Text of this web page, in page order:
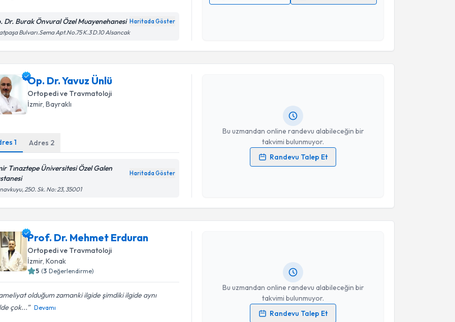
Dr. Burak Önvural Özel Muayenehanesi Haritada Göster
Bulvarı.Sema Apt.No.75 K.3 D.10 Alsancak
Takvim Talebini Gönder
Op. Dr. Yavuz Ünlü
Ortopedi ve Travmatoloji
İzmir, Bayraklı
1 Adres 2
Tınaztepe Üniversitesi Özel Galen
Haritada Göster
250. Sk. No: 23, 35001
Bu uzmandan online randevu alabileceğin bir
takvimi bulunmuyor.
Randevu Talep Et
Randevu Takvimi Talebi
Op. Dr. Yavuz Ünlü
Kişisel verilerimin işlenmesine ilişkinAydınlatma Metni
Takvim Talebini Gönder
Prof. Dr. Mehmet Erduran
Ortopedi ve Travmatoloji
İzmir, Konak
5 (3 Değerlendirme)
olduğum zamanki ilgide şimdiki ilgide aynı
çok...
Devamı
Bu uzmandan online randevu alabileceğin bir
takvimi bulunmuyor.
Randevu Talep Et
Randevu Takvimi Talebi
Prof. Dr. Mehmet Erduran